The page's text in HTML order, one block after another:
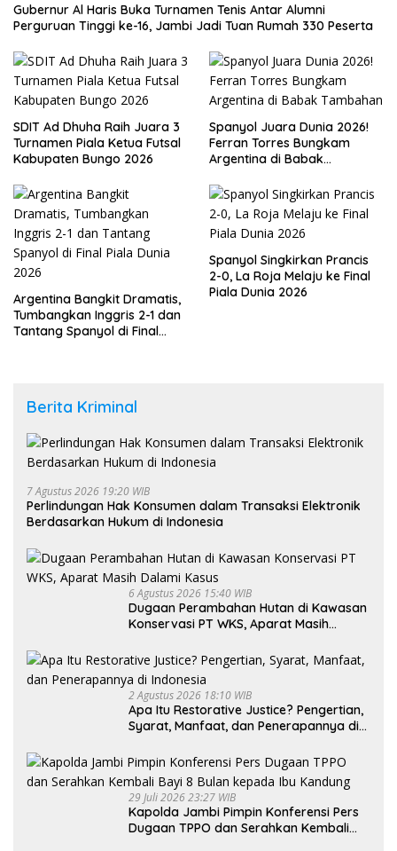
Gubernur Al Haris Buka Turnamen Tenis Antar Alumni
Perguruan Tinggi ke-16, Jambi Jadi Tuan Rumah 330 Peserta
SDIT Ad Dhuha Raih Juara 3
Turnamen Piala Ketua Futsal
Kabupaten Bungo 2026
Spanyol Juara Dunia 2026!
Ferran Torres Bungkam
Argentina di Babak
Argentina Bangkit Dramatis,
Tumbangkan Inggris 2-1 dan
Tantang Spanyol di Final
Spanyol Singkirkan Prancis
2-0, La Roja Melaju ke Final
Piala Dunia 2026
Berita Kriminal
7 Agustus 2026 19:20 WIB
Perlindungan Hak Konsumen dalam Transaksi Elektronik
Berdasarkan Hukum di Indonesia
6 Agustus 2026 15:40 WIB
Dugaan Perambahan Hutan di Kawasan
Konservasi PT WKS, Aparat Masih
2 Agustus 2026 18:10 WIB
Apa Itu Restorative Justice? Pengertian,
Syarat, Manfaat, dan Penerapannya di
29 Juli 2026 23:27 WIB
Kapolda Jambi Pimpin Konferensi Pers
Dugaan TPPO dan Serahkan Kembali